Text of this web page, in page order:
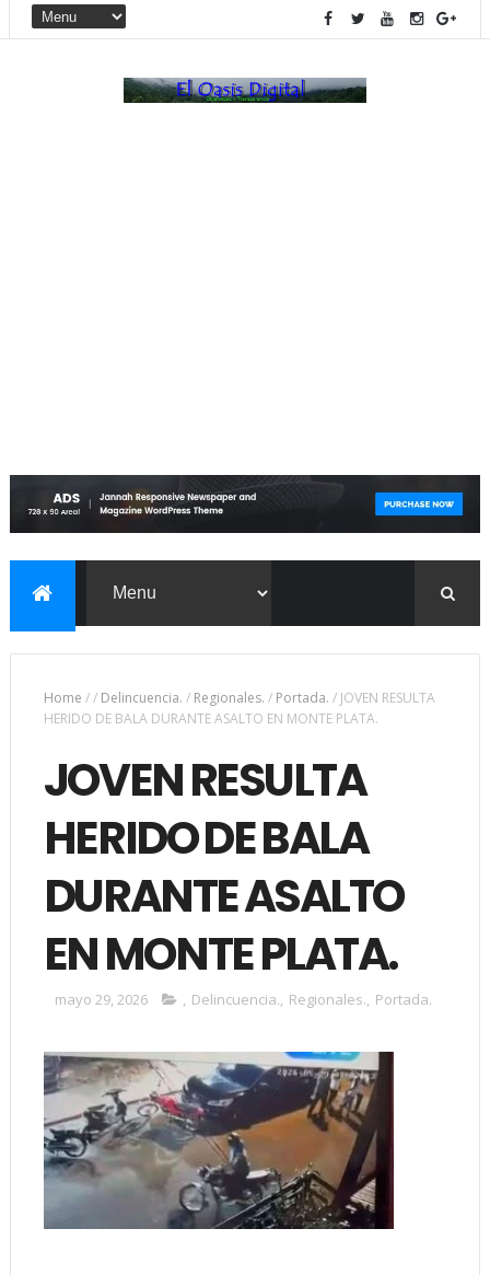
Home // Delincuencia. / Regionales. / Portada. / JOVEN RESULTA
HERIDO DE BALA DURANTE ASALTO EN MONTE PLATA.
JOVEN RESULTA
HERIDO DE BALA
DURANTE ASALTO
EN MONTE PLATA.
mayo 29, 2026 , Delincuencia., Regionales., Portada.